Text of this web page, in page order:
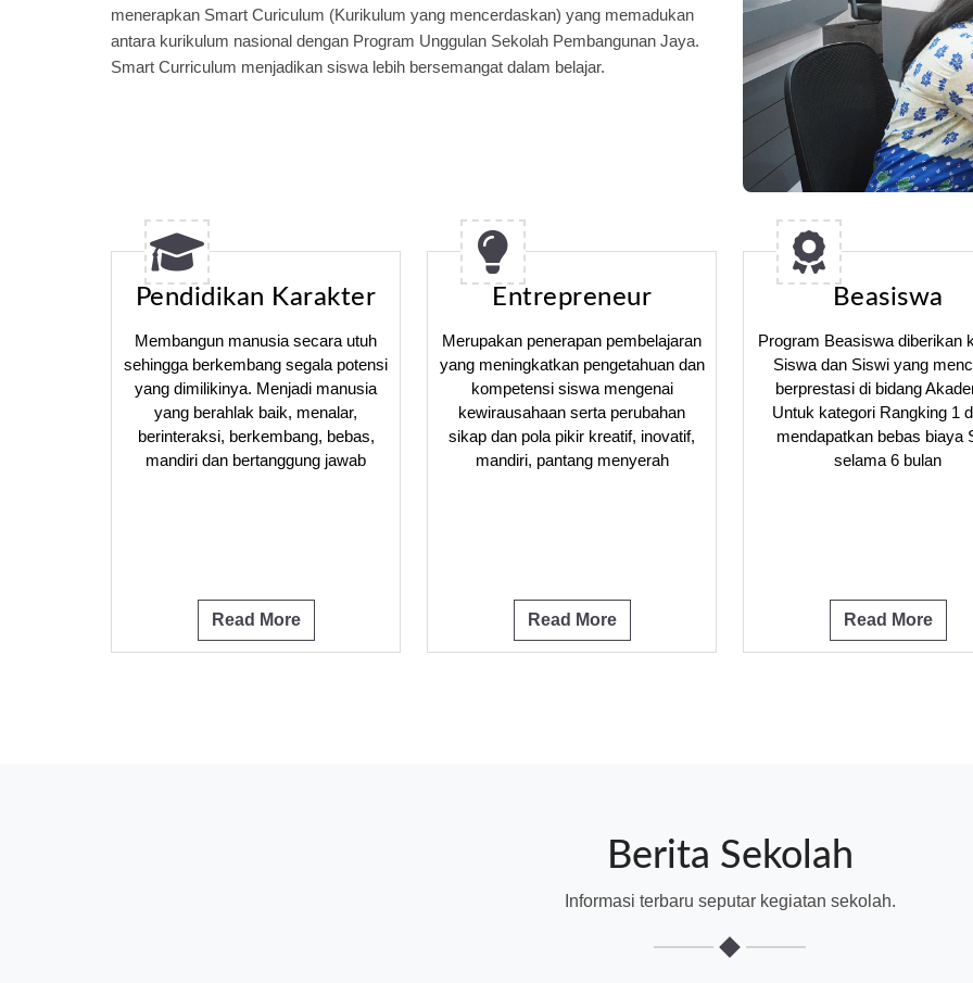
menerapkan Smart Curiculum (Kurikulum yang mencerdaskan) yang memadukan
antara kurikulum nasional dengan Program Unggulan Sekolah Pembangunan Jaya.
Smart Curriculum menjadikan siswa lebih bersemangat dalam belajar.
Pendidikan Karakter
Membangun manusia secara utuh
sehingga berkembang segala potensi
yang dimilikinya. Menjadi manusia
yang berahlak baik, menalar,
berinteraksi, berkembang, bebas,
mandiri dan bertanggung jawab
Read More
Entrepreneur
Merupakan penerapan pembelajaran
yang meningkatkan pengetahuan dan
kompetensi siswa mengenai
kewirausahaan serta perubahan
sikap dan pola pikir kreatif, inovatif,
mandiri, pantang menyerah
Read More
Beasiswa
Program Beasiswa diberikan
Siswa dan Siswi yang
berprestasi di bidang
Untuk kategori Rangking 1
mendapatkan bebas biaya
selama 6 bulan
Read More
Berita Sekolah
Informasi terbaru seputar kegiatan sekolah.